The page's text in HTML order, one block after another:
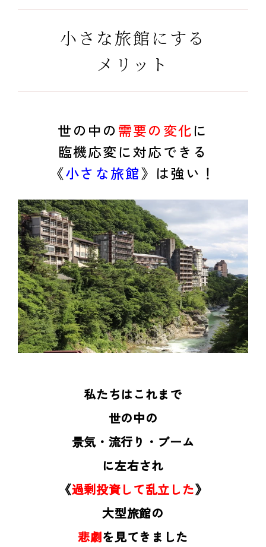
小さな旅館にする
メリット
世の中の需要の変化に
臨機応変に対応できる
《小さな旅館》は強い！
私たちはこれまで
世の中の
景気・流行り・ブーム
に左右され
《過剰投資して乱立した》
大型旅館の
悲劇を見てきました